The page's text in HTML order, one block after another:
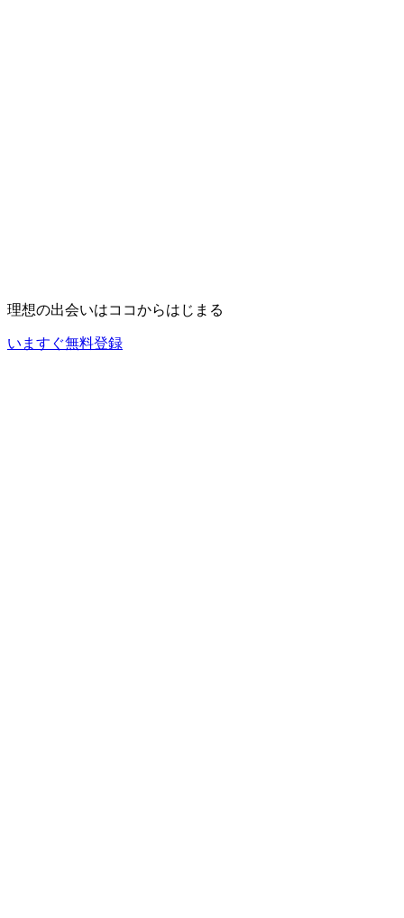
理想の出会いはココからはじまる
いますぐ無料登録